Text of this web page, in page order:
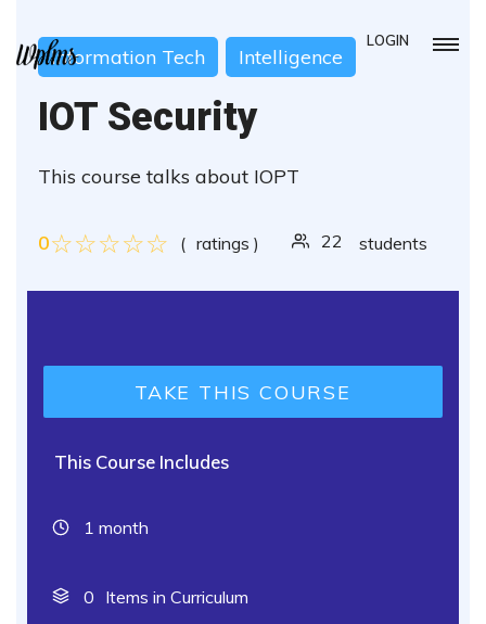
LOGIN
Information Tech Intelligence
IOT Security
This course talks about IOPT
0 ( ratings ) 22 students
TAKE THIS COURSE
This Course Includes
1 month
0 Items in Curriculum